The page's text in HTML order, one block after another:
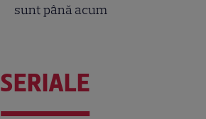
sunt până acum
SERIALE